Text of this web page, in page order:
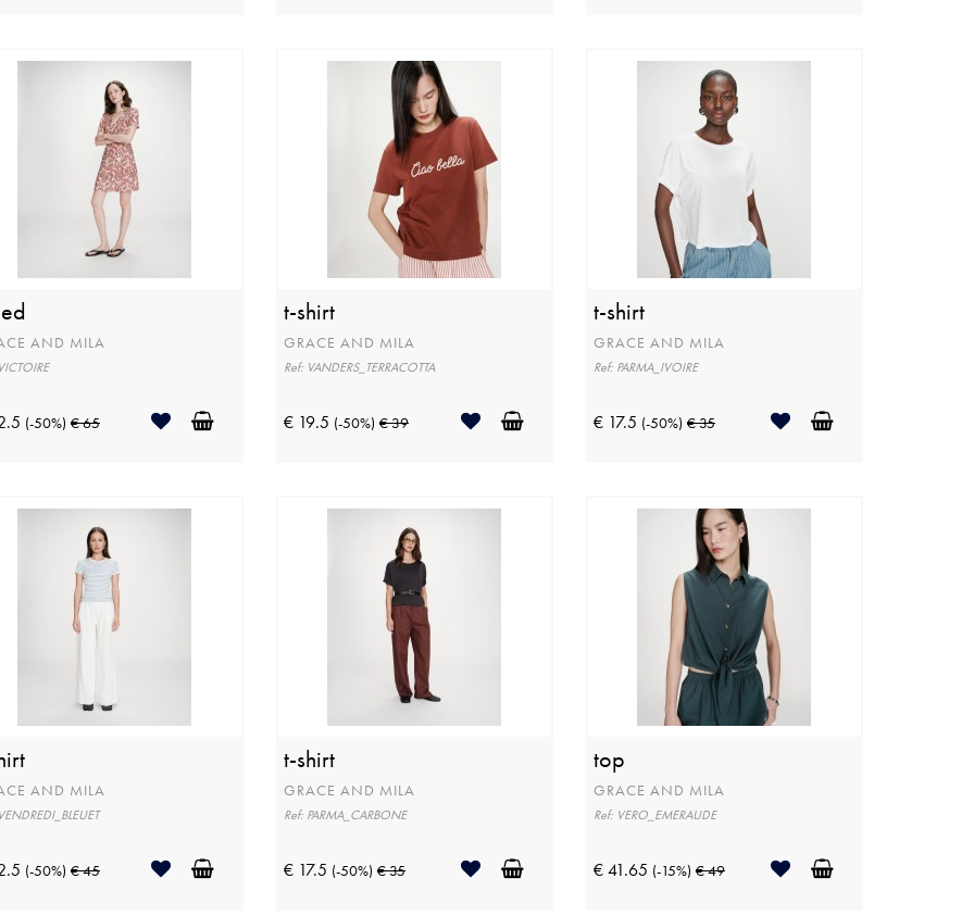
AND MILA
(-50%) € 65
t-shirt
GRACE AND MILA
Ref: VANDERS_TERRACOTTA
€ 19.5 (-50%) € 39
t-shirt
GRACE AND MILA
Ref: PARMA_IVOIRE
€ 17.5 (-50%) € 35
AND MILA
(-50%) € 45
t-shirt
GRACE AND MILA
Ref: PARMA_CARBONE
€ 17.5 (-50%) € 35
top
GRACE AND MILA
Ref: VERO_EMERAUDE
€ 41.65 (-15%) € 49